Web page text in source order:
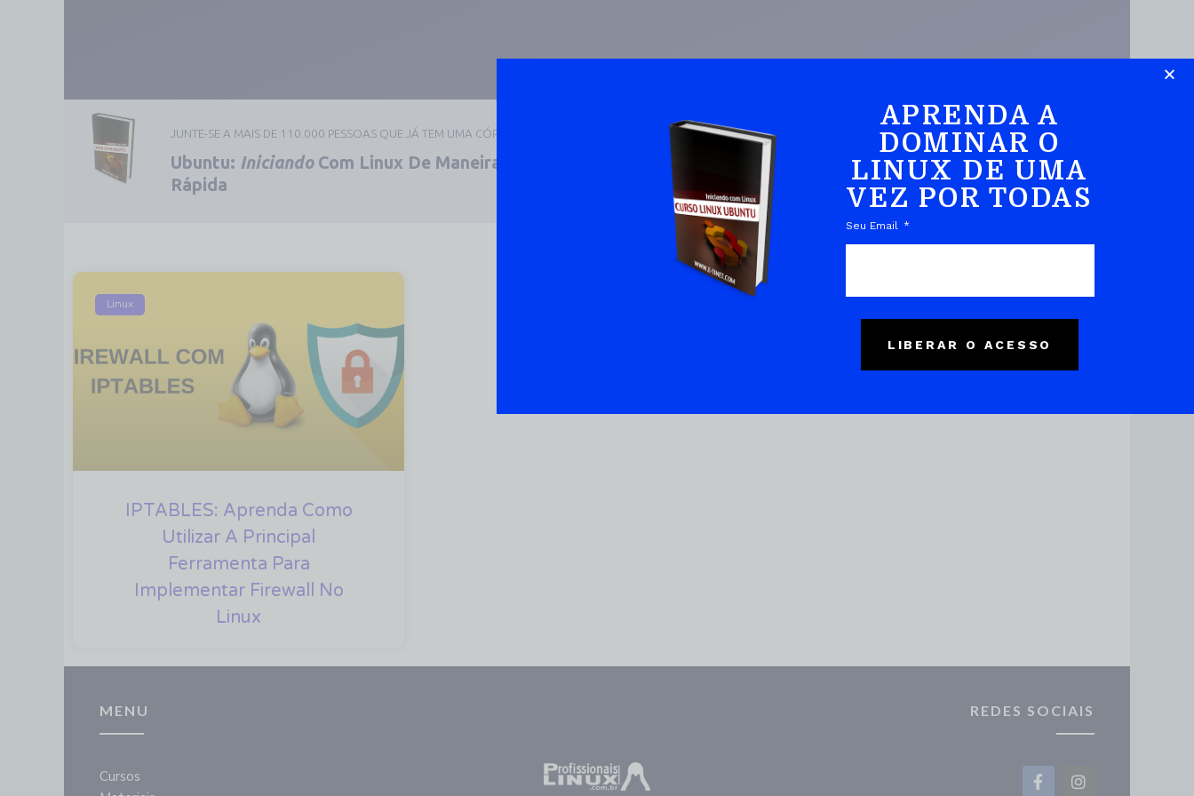
JUNTE-SE A MAIS DE 110.000 PESSOAS QUE JÁ TEM UMA CÓPIA
Ubuntu: IniciandoCom Linux De Maneira Prática E
Rápida
DOWNLOAD DO EBOOK
Linux
IPTABLES: Aprenda Como
Utilizar A Principal
Ferramenta Para
Implementar Firewall No
Linux
MENU
Cursos
REDES SOCIAIS
F
a
I
n
APRENDA A
DOMINAR O
LINUX DE UMA
VEZ POR TODAS
Seu Email
LIBERAR O ACESSO